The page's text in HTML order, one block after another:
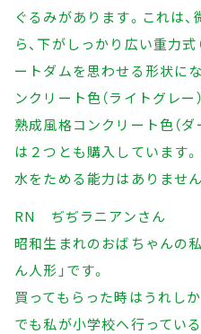
ぐるみがあります。これは
ら、下がしっかり広い重力式
ートダムを思わせる形状に
ンクリート色（ライトグレー
熟成風格コンクリート色（ダ
は２つとも購入しています
水をためる能力はありませ
RN ぢぢラニアンさん
昭和生まれのおばちゃんの
ん人形」です。
買ってもらった時はうれし
でも私が小学校へ行ってい